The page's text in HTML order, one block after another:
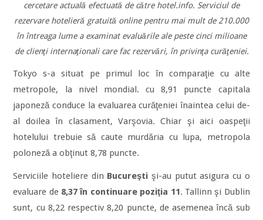
cercetare actuală efectuată de către hotel.info. Serviciul de
rezervare hotelieră gratuită online pentru mai mult de 210.000
în întreaga lume a examinat evaluările ale peste cinci milioane
de clienţi internaţionali care fac rezervări, în privinţa curăţeniei.
Tokyo s-a situat pe primul loc în comparaţie cu alte
metropole, la nivel mondial. cu 8,91 puncte capitala
japoneză conduce la evaluarea curăţeniei înaintea celui de-
al doilea în clasament, Varşovia. Chiar şi aici oaspeţii
hotelului trebuie să caute murdăria cu lupa, metropola
poloneză a obţinut 8,78 puncte.
Serviciile hoteliere din Bucureşti şi-au putut asigura cu o
evaluare de 8,37 în continuare poziţia 11. Tallinn şi Dublin
sunt, cu 8,22 respectiv 8,20 puncte, de asemenea încă sub